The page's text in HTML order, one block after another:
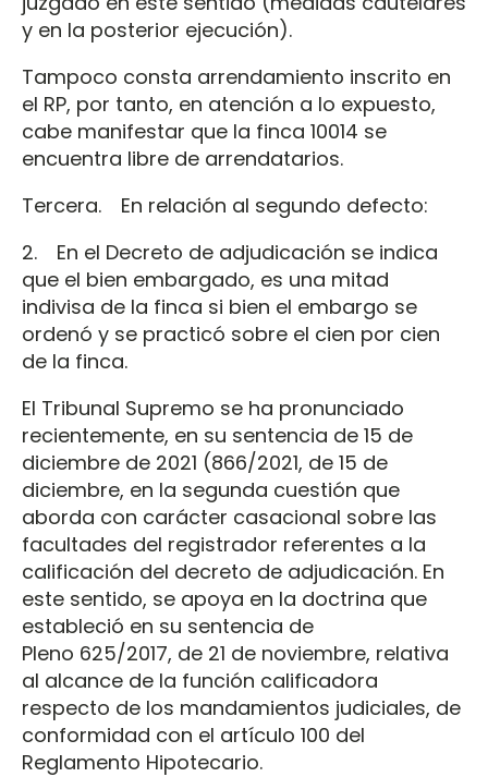
y en la posterior ejecución).
Tampoco consta arrendamiento inscrito en
el RP, por tanto, en atención a lo expuesto,
cabe manifestar que la finca 10014 se
encuentra libre de arrendatarios.
Tercera. En relación al segundo defecto:
2. En el Decreto de adjudicación se indica
que el bien embargado, es una mitad
indivisa de la finca si bien el embargo se
ordenó y se practicó sobre el cien por cien
de la finca.
El Tribunal Supremo se ha pronunciado
recientemente, en su sentencia de 15 de
diciembre de 2021 (866/2021, de 15 de
diciembre, en la segunda cuestión que
aborda con carácter casacional sobre las
facultades del registrador referentes a la
calificación del decreto de adjudicación. En
este sentido, se apoya en la doctrina que
estableció en su sentencia de
Pleno 625/2017, de 21 de noviembre, relativa
al alcance de la función calificadora
respecto de los mandamientos judiciales, de
conformidad con el artículo 100 del
Reglamento Hipotecario.